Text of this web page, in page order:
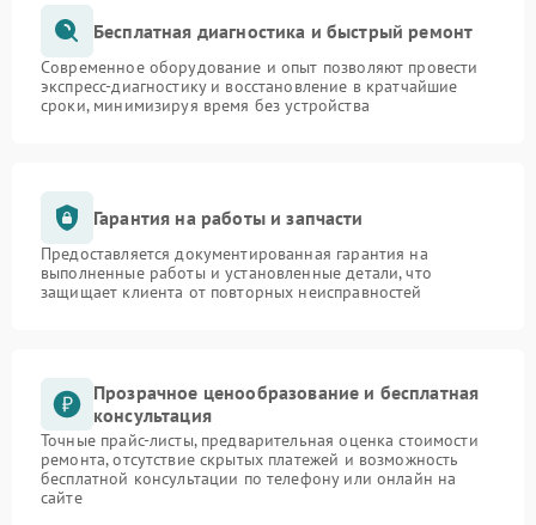
Бесплатная диагностика и быстрый ремонт
Современное оборудование и опыт позволяют провести
экспресс-диагностику и восстановление в кратчайшие
сроки, минимизируя время без устройства
Гарантия на работы и запчасти
Предоставляется документированная гарантия на
выполненные работы и установленные детали, что
защищает клиента от повторных неисправностей
Прозрачное ценообразование и бесплатная
консультация
Точные прайс-листы, предварительная оценка стоимости
ремонта, отсутствие скрытых платежей и возможность
бесплатной консультации по телефону или онлайн на
сайте